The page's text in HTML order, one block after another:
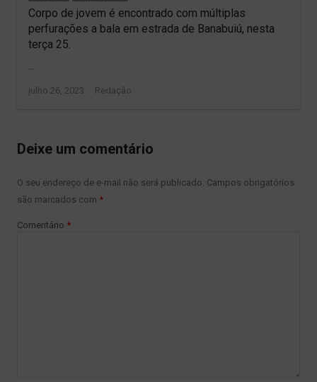
Corpo de jovem é encontrado com múltiplas
perfurações a bala em estrada de Banabuiú, nesta
terça 25.
julho 26, 2023 Author
Redação
Deixe um comentário
O seu endereço de e-mail não será publicado. Campos obrigatórios
são marcados com *
Comentário *